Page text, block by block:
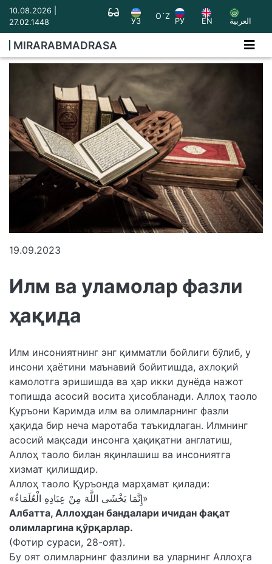
10.08.2026 |
27.02.1448
УЗ
O`Z
РУ EN العربية
MIRARABMADRASA
19.09.2023
Илм ва уламолар фазли
ҳақида
Илм инсониятнинг энг қимматли бойлиги бўлиб, у
инсони ҳаётини маънавий бойитишда, ахлоқий
камолотга эришишда ва ҳар икки дунёда нажот
топишда асосий восита ҳисобланади. Аллоҳ таоло
Қуръони Каримда илм ва олимларнинг фазли
ҳақида бир неча маротаба таъкидлаган. Илмнинг
асосий мақсади инсонга ҳақиқатни англатиш,
Аллоҳ таоло билан яқинлашиш ва инсониятга
хизмат қилишдир.
Аллоҳ таоло Қуръонда марҳамат қилади:
«إِنَّمَا يَخْشَى اللَّهَ مِنْ عِبَادِهِ الْعُلَمَاءُ»
Албатта, Аллоҳдан бандалари ичидан фақат
олимларгина қўрқарлар.
(Фотир сураси, 28-оят).
Бу оят олимларнинг фазлини ва уларнинг Аллоҳга